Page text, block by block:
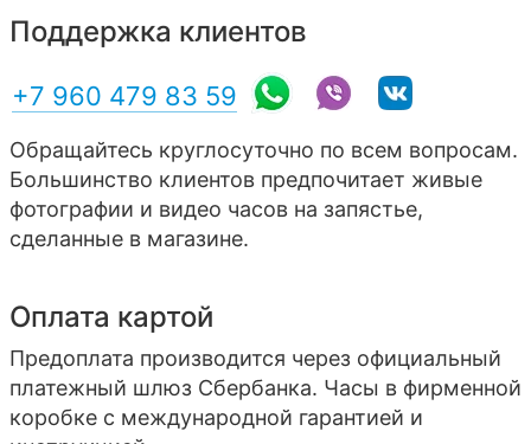
Поддержка клиентов
+7 960 479 83 59
Обращайтесь круглосуточно по всем вопросам.
Большинство клиентов предпочитает живые
фотографии и видео часов на запястье,
сделанные в магазине.
Оплата картой
Предоплата производится через официальный
платежный шлюз Сбербанка. Часы в фирменной
коробке с международной гарантией и